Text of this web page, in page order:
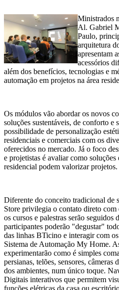
Ministrados
Al. Gabriel
Paulo,
arquitetura
apresentam
acessórios
além dos benefícios, tecnologias e
automação em projetos na área
Os módulos vão abordar os novos
soluções sustentáveis, de conforto e
possibilidade de personalização
residenciais e comerciais com os
oferecidos no mercado. Já o foco
e projetistas é avaliar como
residencial podem valorizar projetos.
Diferente do conceito tradicional de
Store privilegia o contato direto com
os cursos e palestras serão seguidos
participantes poderão "degustar"
das linhas BTicino e interagir com
Sistema de Automação My Home.
experimentarão como é simples
persianas, telões, sensores, câmeras
dos ambientes, num único toque.
Digitais interativos que permitem
funções elétricas da casa ou